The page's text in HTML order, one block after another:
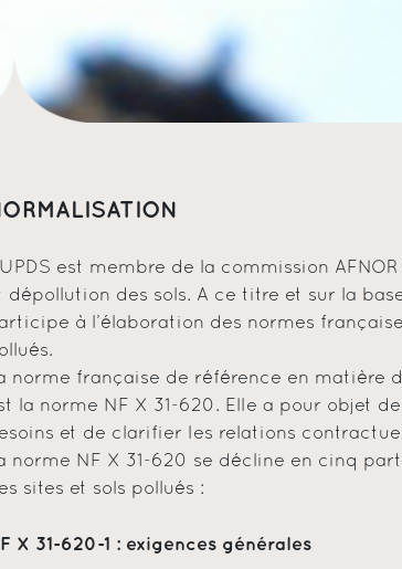
est membre de la commission
dépollution des sols. A ce titre et sur la
à l’élaboration des normes
norme française de référence en matière
la norme NF X 31-620. Elle a pour objet
et de clarifier les relations
norme NF X 31-620 se décline en cinq
sites et sols pollués :
X 31-620-1 : exigences générales